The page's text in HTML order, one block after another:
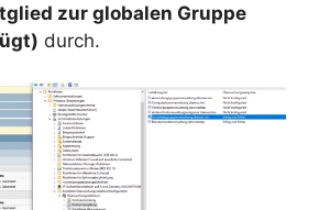
zur globalen Gruppe
durch.